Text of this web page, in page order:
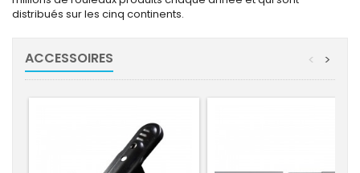
distribués sur les cinq continents.
ACCESSOIRES >
<